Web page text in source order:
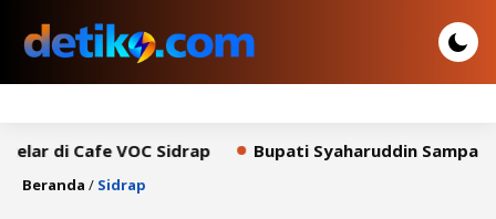
VOC Sidrap Bupati Syaharuddin Sampaikan Pidato
Beranda / Sidrap